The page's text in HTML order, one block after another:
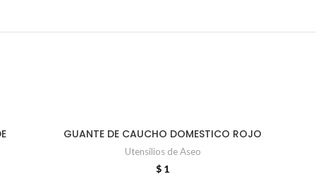
AÑADIR AL CARRITO
GUANTE DE CAUCHO DOMESTICO ROJO
Utensilios de Aseo
$ 1